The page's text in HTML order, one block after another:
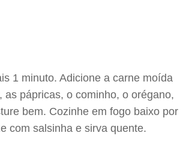
1 minuto. Adicione a carne moída
pápricas, o cominho, o orégano,
bem. Cozinhe em fogo baixo por
com salsinha e sirva quente.